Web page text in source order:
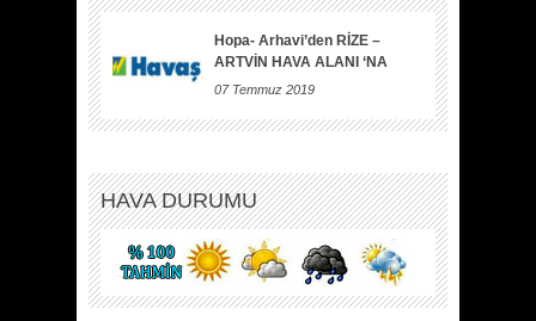
Hopa- Arhavi’den RİZE –
ARTVİN HAVA ALANI ‘NA
07 Temmuz 2019
HAVA DURUMU